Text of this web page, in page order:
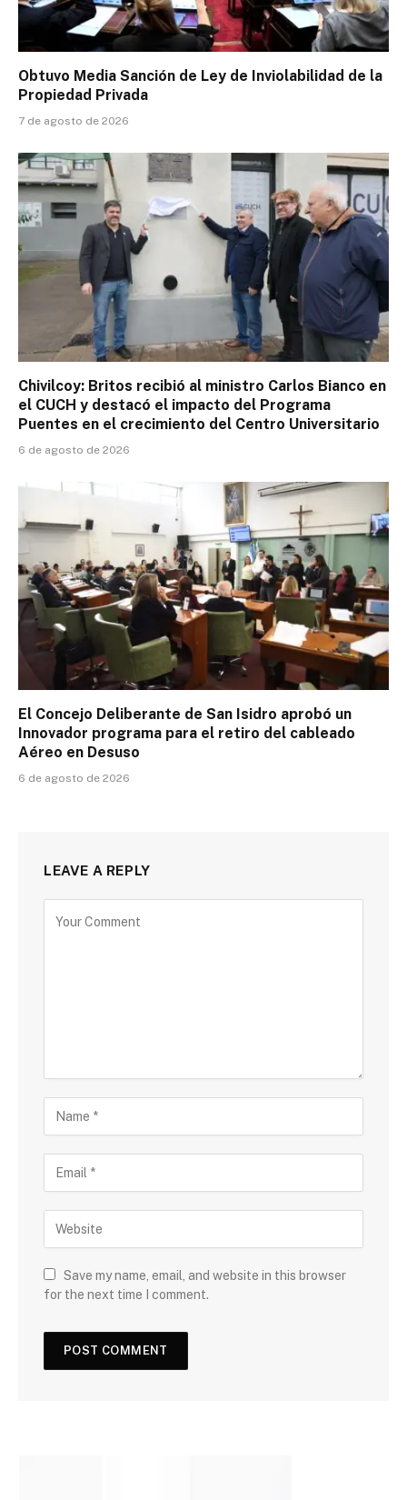
Obtuvo Media Sanción de Ley de Inviolabilidad de la
Propiedad Privada
7 de agosto de 2026
Chivilcoy: Britos recibió al ministro Carlos Bianco en
el CUCH y destacó el impacto del Programa
Puentes en el crecimiento del Centro Universitario
6 de agosto de 2026
El Concejo Deliberante de San Isidro aprobó un
Innovador programa para el retiro del cableado
Aéreo en Desuso
6 de agosto de 2026
LEAVE A REPLY
Save my name, email, and website in this browser
for the next time I comment.